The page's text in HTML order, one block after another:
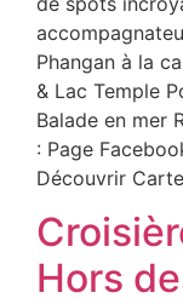
Phangan à la
& Lac Temple
Balade en mer
: Page
Découvrir
Hors